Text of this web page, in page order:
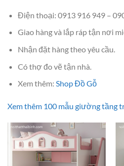
Điện thoại: 0913 916 949 –
Giao hàng và lắp ráp tận nơi
Nhận đặt hàng theo yêu cầu.
Có thợ đo vẽ tận nhà.
Xem thêm: Shop Đồ Gỗ
Xem thêm 100 mẫu giường tầng